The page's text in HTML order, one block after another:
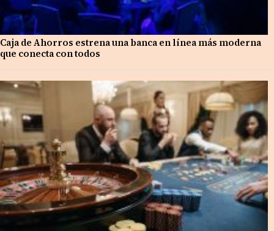
Caja de Ahorros estrena una banca en línea más moderna
que conecta con todos